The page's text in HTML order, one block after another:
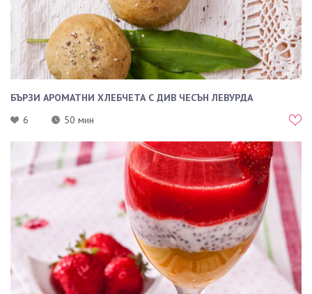
БЪРЗИ АРОМАТНИ ХЛЕБЧЕТА С ДИВ ЧЕСЪН ЛЕВУРДА
6
50 мин